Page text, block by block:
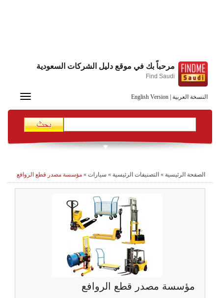
النسخة العربية English Version
مرحباً بك في موقع دليل الشركات السعودية
Find Saudi
Toggle
الصفحة الرئيسية » التصنيفات الرئيسية » سيارات » مؤسسة مصدر قطع الروافع
مؤسسة مصدر قطع الروافع